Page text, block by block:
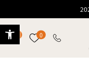
0 הרשימה